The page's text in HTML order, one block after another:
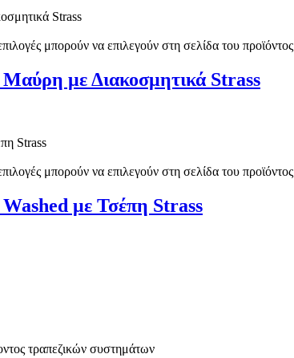
μπορούν να επιλεγούν στη σελίδα του προϊόντος
με Διακοσμητικά Strass
μπορούν να επιλεγούν στη σελίδα του προϊόντος
με Τσέπη Strass
τραπεζικών συστημάτων